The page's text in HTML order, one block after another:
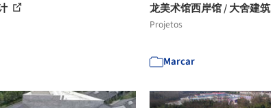
龙美术馆西岸馆 / 大舍建筑
Projetos
Marcar